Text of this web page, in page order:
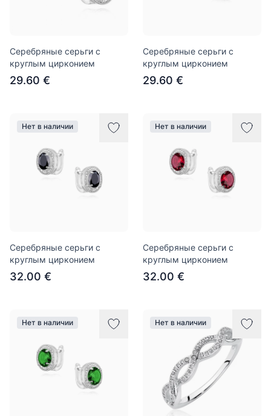
Серебряные серьги с
круглым цирконием
29.60 €
Серебряные серьги с
круглым цирконием
29.60 €
Нет в наличии
Серебряные серьги с
круглым цирконием
32.00 €
Нет в наличии
Серебряные серьги с
круглым цирконием
32.00 €
Нет в наличии Нет в наличии